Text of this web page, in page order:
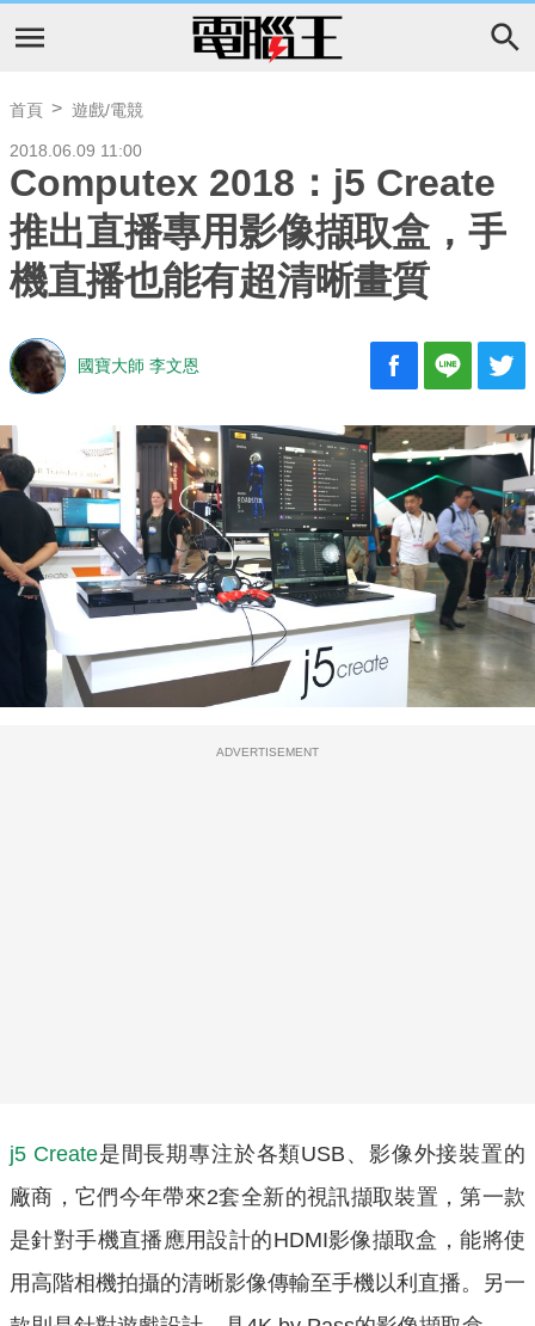
首頁 遊戲/電競
2018.06.09 11:00
Computex 2018：j5 Create
推出直播專用影像擷取盒，手
機直播也能有超清晰畫質
國寶大師 李文恩
ADVERTISEMENT
j5 Create是間長期專注於各類USB、影像外接裝置的
廠商，它們今年帶來2套全新的視訊擷取裝置，第一款
是針對手機直播應用設計的HDMI影像擷取盒，能將使
用高階相機拍攝的清晰影像傳輸至手機以利直播。另一